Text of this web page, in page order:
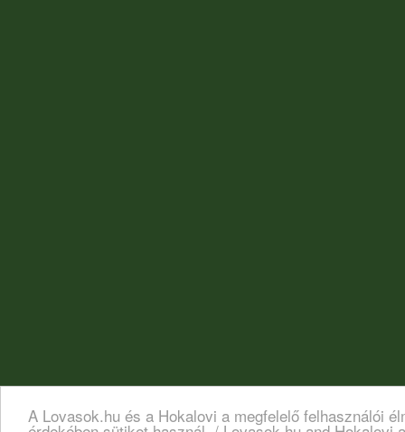
A Lovasok.hu és a Hokalovi a megfelelő felhasználói